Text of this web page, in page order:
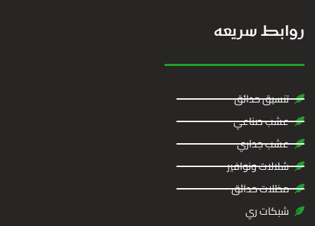
روابط سريعه
تنسيق حدائق
عشب صناعي
عشب جداري
شلالات ونوافير
مظلات حدائق
شبكات ري